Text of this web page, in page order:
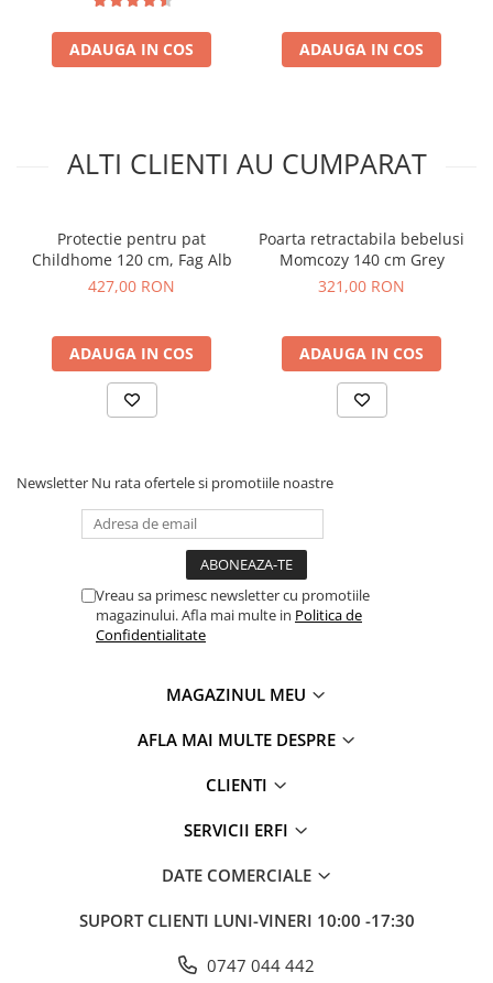
ADAUGA IN COS ADAUGA IN COS
ALTI CLIENTI AU CUMPARAT
Protectie pentru pat
Childhome 120 cm, Fag Alb
427,00 RON
ADAUGA IN COS
Poarta retractabila bebelusi
Momcozy 140 cm Grey
321,00 RON
ADAUGA IN COS
Newsletter Nu rata ofertele si promotiile noastre
Vreau sa primesc newsletter cu promotiile
magazinului. Afla mai multe in Politica de
Confidentialitate
MAGAZINUL MEU
AFLA MAI MULTE DESPRE
CLIENTI
SERVICII ERFI
DATE COMERCIALE
SUPORT CLIENTI LUNI-VINERI 10:00 -17:30
0747 044 442